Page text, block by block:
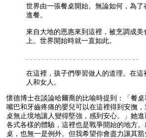
世界由一張餐桌開始。無論如何，為了
進餐。
來自大地的恩惠來到這裡，被烹調成美
上。世界開始時就一直如此。
在這裡，孩子們學習做人的道理。在這
人和女人。
懷德博士在談論哈爾喬的比喻時提到：「餐桌
嘴巴和牙齒疼痛的嬰兒可以在這裡得到安撫
桌無止境地讓人變得堅強，感到安心。」她
各式各樣的體驗，這裡也是戰爭開始的地方
桌，也無一是例外。但我希望你會盡力讓其豁